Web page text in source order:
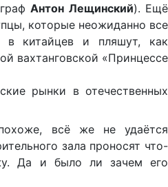
Антон Лещинский). Ещё
которые неожиданно все
в китайцев и пляшут, как
вахтанговской «Принцессе
рынки в отечественных
всё же не удаётся
зала проносят что-
Да и было ли зачем его